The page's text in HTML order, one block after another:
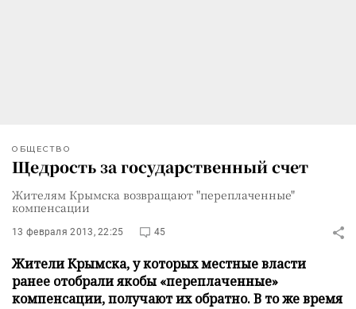
ОБЩЕСТВО
Щедрость за государственный счет
Жителям Крымска возвращают "переплаченные"
компенсации
13 февраля 2013, 22:25 45
Жители Крымска, у которых местные власти
ранее отобрали якобы «переплаченные»
компенсации, получают их обратно. В то же время